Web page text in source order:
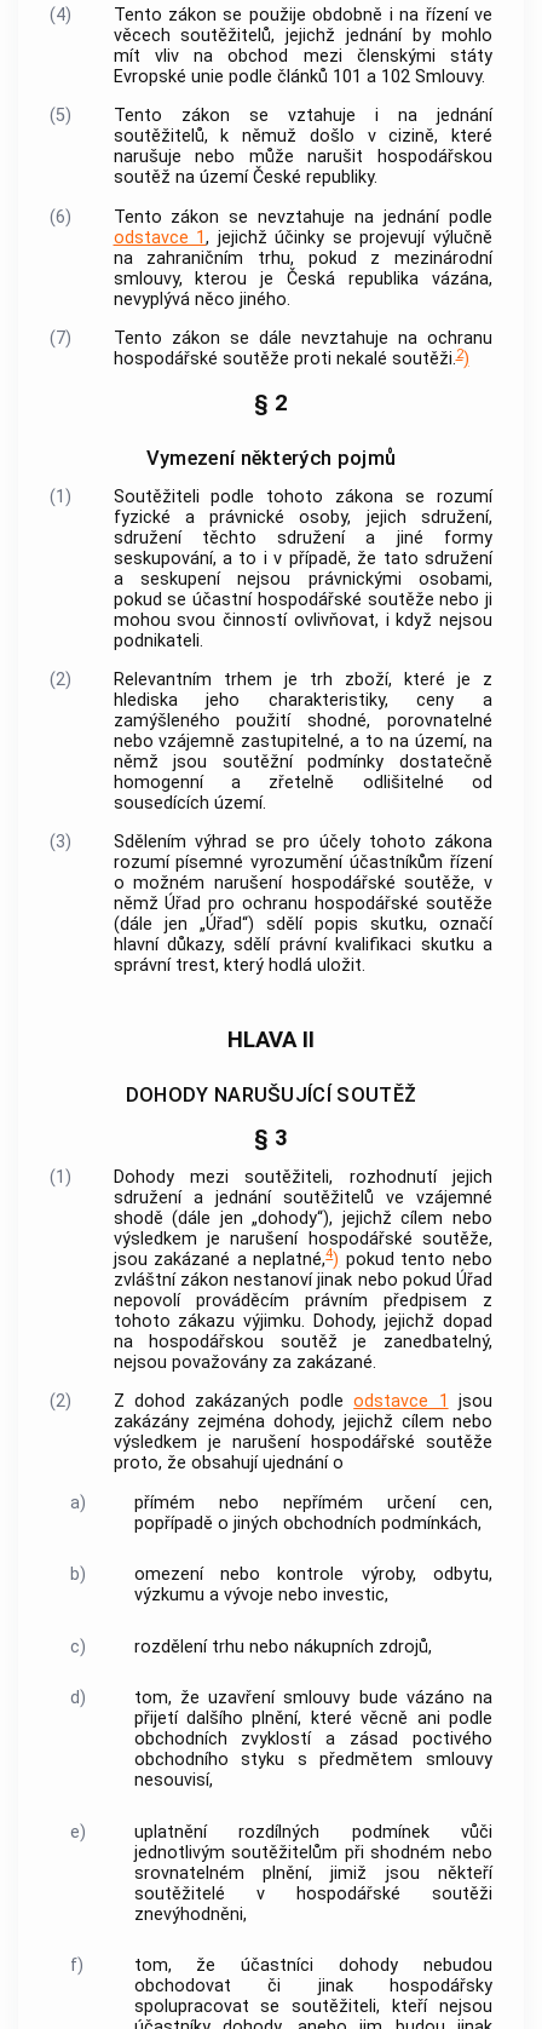
(4)
Tento zákon se použije obdobně i na řízení ve
věcechsoutěžitelů, jejichž jednání by mohlo
mít vliv na obchod mezi členskými státy
Evropské unie podle článků 101 a 102 Smlouvy.
(5)
Tento zákon se vztahuje i na jednání
soutěžitelů, k němuž došlo v cizině, které
narušuje nebo může narušit hospodářskou
soutěž na území České republiky.
(6)
Tento zákon se nevztahuje na jednání podle
odstavce 1, jejichž účinky se projevují výlučně
na zahraničním trhu, pokud z mezinárodní
smlouvy, kterou je Česká republika vázána,
nevyplývá něco jiného.
(7)
Tento zákon se dále nevztahuje na ochranu
hospodářské soutěže proti nekalé soutěži.2)
§ 2
Vymezení některých pojmů
(1) Soutěžiteli podle tohoto zákona se rozumí
fyzické a právnické osoby, jejich sdružení,
sdružení těchto sdružení a jiné formy
seskupování, a to i v případě, že tato sdružení
a seskupení nejsou právnickými osobami,
pokud se účastní hospodářské soutěže nebo ji
mohou svou činností ovlivňovat, i když nejsou
podnikateli.
(2)
Relevantním trhem je trh zboží, které je z
hlediska jeho charakteristiky, ceny a
zamýšleného použití shodné, porovnatelné
nebo vzájemně zastupitelné, a to na území, na
němž jsou soutěžní podmínky dostatečně
homogenní a zřetelně odlišitelné od
sousedících území.
(3)
Sdělením výhrad se pro účely tohoto zákona
rozumí písemné vyrozumění účastníkům řízení
o možném narušení hospodářské soutěže, v
němž Úřad pro ochranu hospodářské soutěže
(dále jen „Úřad“) sdělí popis skutku, označí
hlavní důkazy, sdělí právní kvalifikaci skutku a
správní trest, který hodlá uložit.
HLAVA II
DOHODY NARUŠUJÍCÍ SOUTĚŽ
§ 3
(1) Dohody mezisoutěžiteli, rozhodnutí jejich
sdružení a jednání soutěžitelů ve vzájemné
shodě (dále jen „dohody“), jejichž cílem nebo
výsledkem je narušení hospodářské soutěže,
jsou zakázané a neplatné,4) pokud tento nebo
zvláštní zákon nestanoví jinak nebo pokud Úřad
nepovolí prováděcím právním předpisem z
tohoto zákazu výjimku. Dohody, jejichž dopad
na hospodářskou soutěž je zanedbatelný,
nejsou považovány za zakázané.
(2)
Z dohod zakázaných podleodstavce 1
jsou
zakázány zejména dohody, jejichž cílem nebo
výsledkem je narušení hospodářské soutěže
proto, že obsahují ujednání o
a)
přímém nebo nepřímém určení cen,
popřípadě o jiných obchodních podmínkách,
b) omezení nebo kontrole výroby, odbytu,
výzkumu a vývoje nebo investic,
c) rozdělení trhu nebo nákupních zdrojů,
d)
tom, že uzavření smlouvy bude vázáno na
přijetí dalšího plnění, které věcně ani podle
obchodních zvyklostí a zásad poctivého
obchodního styku s předmětem smlouvy
nesouvisí,
e)
uplatnění rozdílných podmínek vůči
jednotlivýmsoutěžitelům při shodném nebo
srovnatelném plnění, jimiž jsou někteří
soutěžitelé v hospodářské soutěži
znevýhodněni,
f)
tom, že účastníci dohody nebudou
obchodovat či jinak hospodářsky
spolupracovat sesoutěžiteli, kteří nejsou